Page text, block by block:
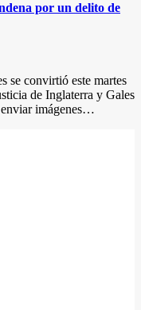
por un delito de
se convirtió este martes
de Inglaterra y Gales
imágenes…